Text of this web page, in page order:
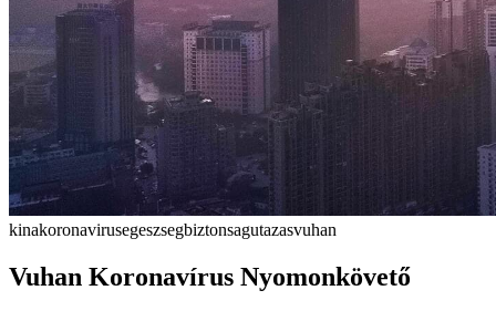
kinakoronavirusegeszsegbiztonsagutazasvuhan
Vuhan Koronavírus Nyomonkövető